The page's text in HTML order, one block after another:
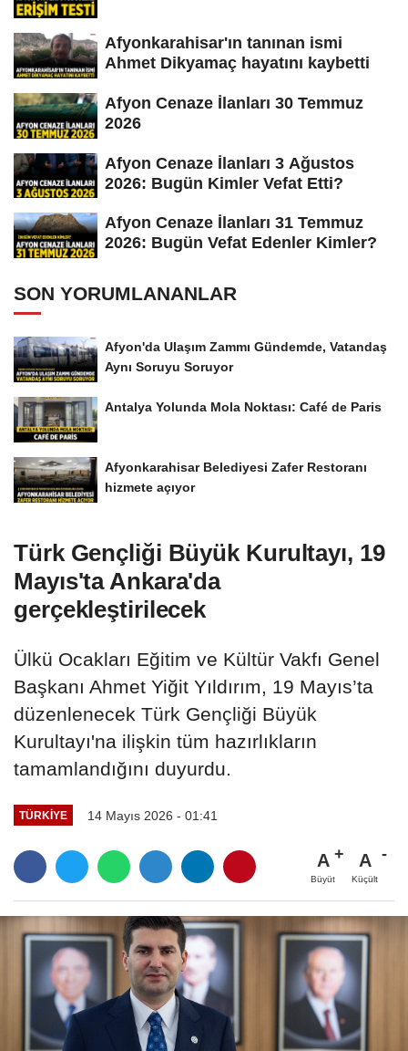
Afyonkarahisar'ın tanınan ismi
Ahmet Dikyamaç hayatını kaybetti
Afyon Cenaze İlanları 30 Temmuz
2026
Afyon Cenaze İlanları 3 Ağustos
2026: Bugün Kimler Vefat Etti?
Afyon Cenaze İlanları 31 Temmuz
2026: Bugün Vefat Edenler Kimler?
SON YORUMLANANLAR
Afyon'da Ulaşım Zammı Gündemde, Vatandaş
Aynı Soruyu Soruyor
Antalya Yolunda Mola Noktası: Café de Paris
Afyonkarahisar Belediyesi Zafer Restoranı
hizmete açıyor
Türk Gençliği Büyük Kurultayı, 19
Mayıs'ta Ankara'da
gerçekleştirilecek
Ülkü Ocakları Eğitim ve Kültür Vakfı Genel
Başkanı Ahmet Yiğit Yıldırım, 19 Mayıs’ta
düzenlenecek Türk Gençliği Büyük
Kurultayı'na ilişkin tüm hazırlıkların
tamamlandığını duyurdu.
TÜRKIYE 14 Mayıs 2026 - 01:41
A
Büyüt
A
Küçült